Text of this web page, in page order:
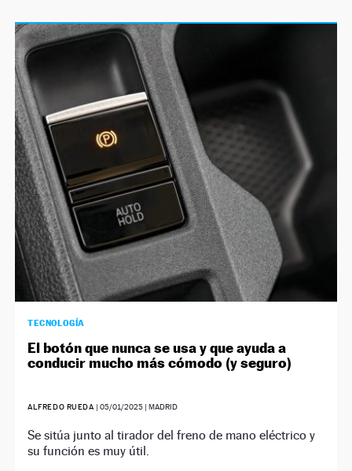
TECNOLOGÍA
El botón que nunca se usa y que ayuda a
conducir mucho más cómodo (y seguro)
ALFREDO RUEDA | 05/01/2025| MADRID
Se sitúa junto al tirador del freno de mano eléctrico y
su función es muy útil.